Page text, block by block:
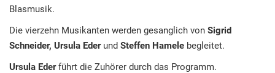
Blasmusik.
Die vierzehn Musikanten werden gesanglich von Sigrid
Schneider, Ursula Ederund Steffen Hamele begleitet.
Ursula Ederführt die Zuhörer durch das Programm.